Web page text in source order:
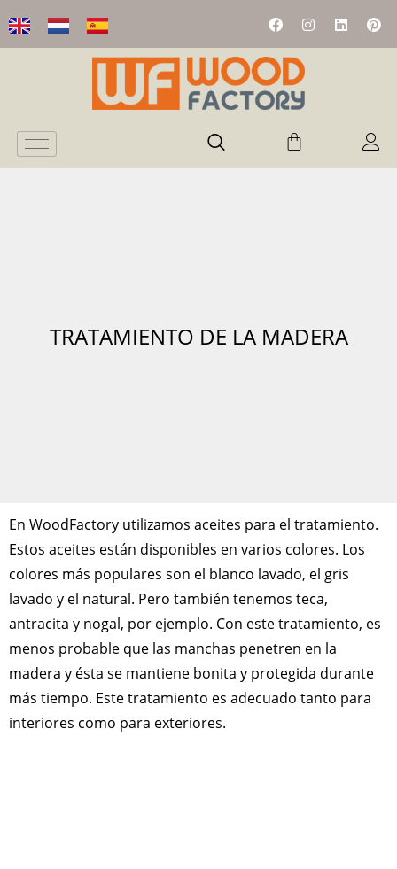
TRATAMIENTO DE LA MADERA
En WoodFactory utilizamos aceites para el tratamiento.
Estos aceites están disponibles en varios colores. Los
colores más populares son el blanco lavado, el gris
lavado y el natural. Pero también tenemos teca,
antracita y nogal, por ejemplo. Con este tratamiento, es
menos probable que las manchas penetren en la
madera y ésta se mantiene bonita y protegida durante
más tiempo. Este tratamiento es adecuado tanto para
interiores como para exteriores.